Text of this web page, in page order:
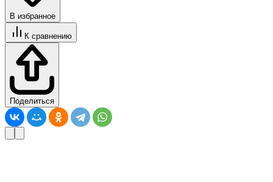
В избранное
К сравнению
Поделиться